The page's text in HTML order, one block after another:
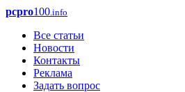
pcpro100.info
Все статьи
Новости
Контакты
Реклама
Задать вопрос